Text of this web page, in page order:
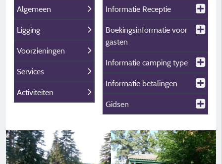
Algemeen
Ligging
Voorzieningen
Services
Activiteiten
Informatie Receptie
Boekingsinformatie voor
gasten
Informatie camping type
Informatie betalingen
Gidsen